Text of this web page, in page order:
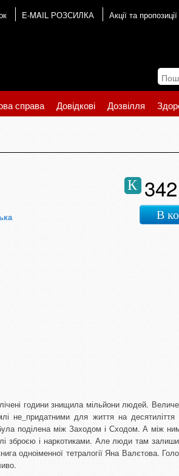
E-MAIL РОЗСИЛКА Акції та пропозиції
справа Довідкові Дозвілля
К
В
години знищила мільйони людей.
не_придатними для життя на десятиліття
поділена між Заходом і Сходом. А між
зброєю і наркотиками. Але люди там
одноіменної тетралогії Яна Валєтова.